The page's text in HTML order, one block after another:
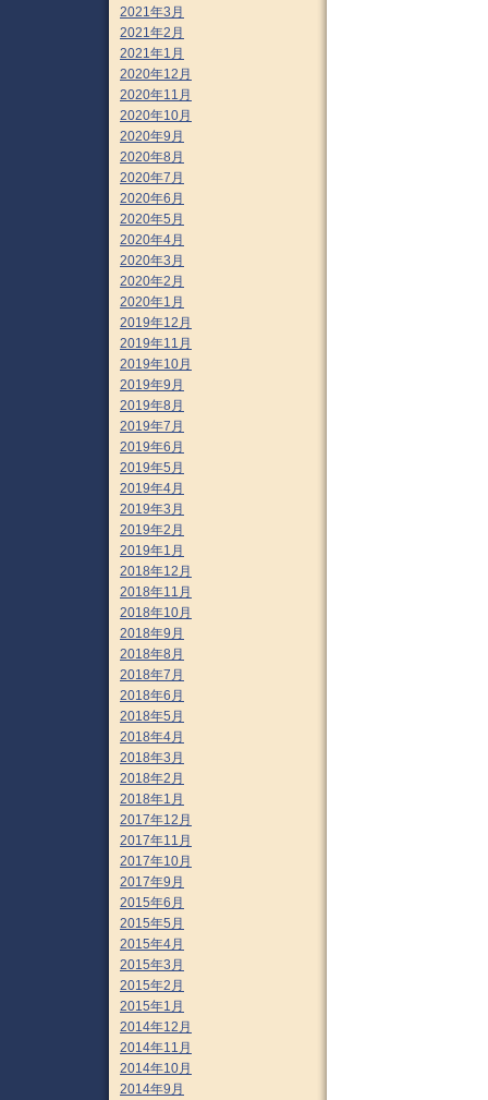
2021年3月
2021年2月
2021年1月
2020年12月
2020年11月
2020年10月
2020年9月
2020年8月
2020年7月
2020年6月
2020年5月
2020年4月
2020年3月
2020年2月
2020年1月
2019年12月
2019年11月
2019年10月
2019年9月
2019年8月
2019年7月
2019年6月
2019年5月
2019年4月
2019年3月
2019年2月
2019年1月
2018年12月
2018年11月
2018年10月
2018年9月
2018年8月
2018年7月
2018年6月
2018年5月
2018年4月
2018年3月
2018年2月
2018年1月
2017年12月
2017年11月
2017年10月
2017年9月
2015年6月
2015年5月
2015年4月
2015年3月
2015年2月
2015年1月
2014年12月
2014年11月
2014年10月
2014年9月